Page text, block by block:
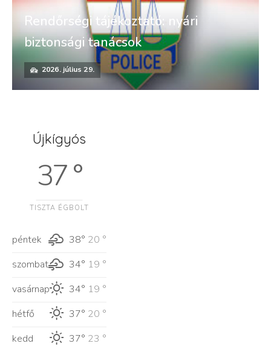
Rendőrségi tájékoztató: nyári
biztonsági tanácsok
2026. július 29.
Újkígyós
37 °
TISZTA ÉGBOLT
péntek 38° 20 °
szombat
34° 19 °
vasárnap
34° 19 °
hétfő
37° 20 °
kedd
37° 23 °